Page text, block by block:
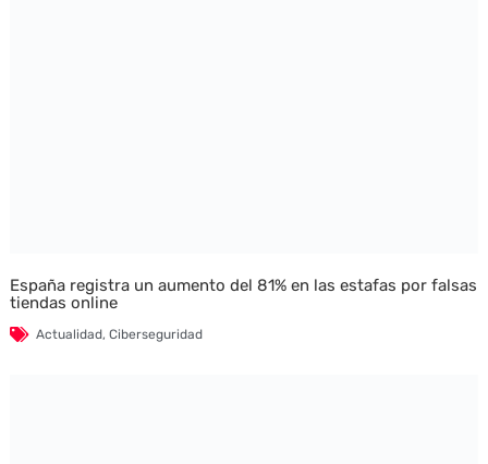
España registra un aumento del 81% en las estafas por falsas
tiendas online
Actualidad, Ciberseguridad